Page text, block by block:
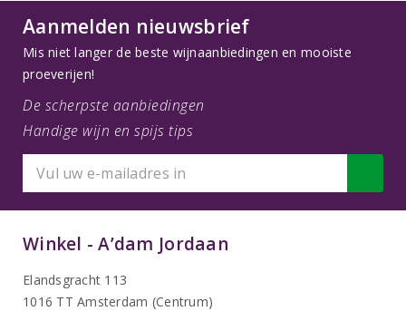
Aanmelden nieuwsbrief
Mis niet langer de beste wijnaanbiedingen en mooiste
proeverijen!
De scherpste aanbiedingen
Handige wijn en spijs tips
Winkel - A’dam Jordaan
Elandsgracht 113
1016 TT Amsterdam (Centrum)